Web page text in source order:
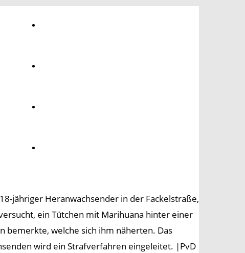
jähriger Heranwachsender in der Fackelstraße,
ein Tütchen mit Marihuana hinter einer
bemerkte, welche sich ihm näherten. Das
wird ein Strafverfahren eingeleitet. |PvD